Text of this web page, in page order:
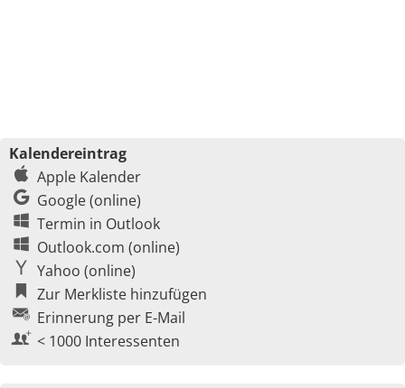
Kalendereintrag
Apple Kalender
Google (online)
Termin in Outlook
Outlook.com (online)
Yahoo (online)
Zur Merkliste hinzufügen
Erinnerung per E-Mail
< 1000 Interessenten